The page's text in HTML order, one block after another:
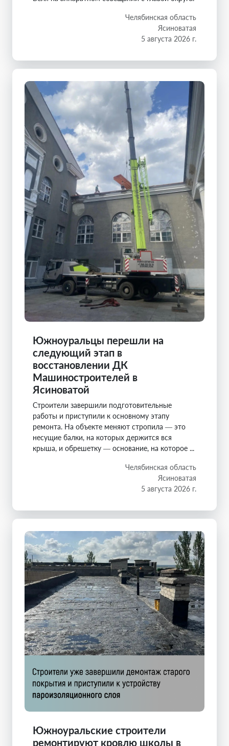
Челябинская область
Ясиноватая
5 августа 2026 г.
Южноуральцы перешли на
следующий этап в
восстановлении ДК
Машиностроителей в
Ясиноватой
Строители завершили подготовительные
работы и приступили к основному этапу
ремонта. На объекте меняют стропила — это
несущие балки, на которых держится вся
крыша, и обрешетку — основание, на которое ...
Челябинская область
Ясиноватая
5 августа 2026 г.
Южноуральские строители
ремонтируют кровлю школы в